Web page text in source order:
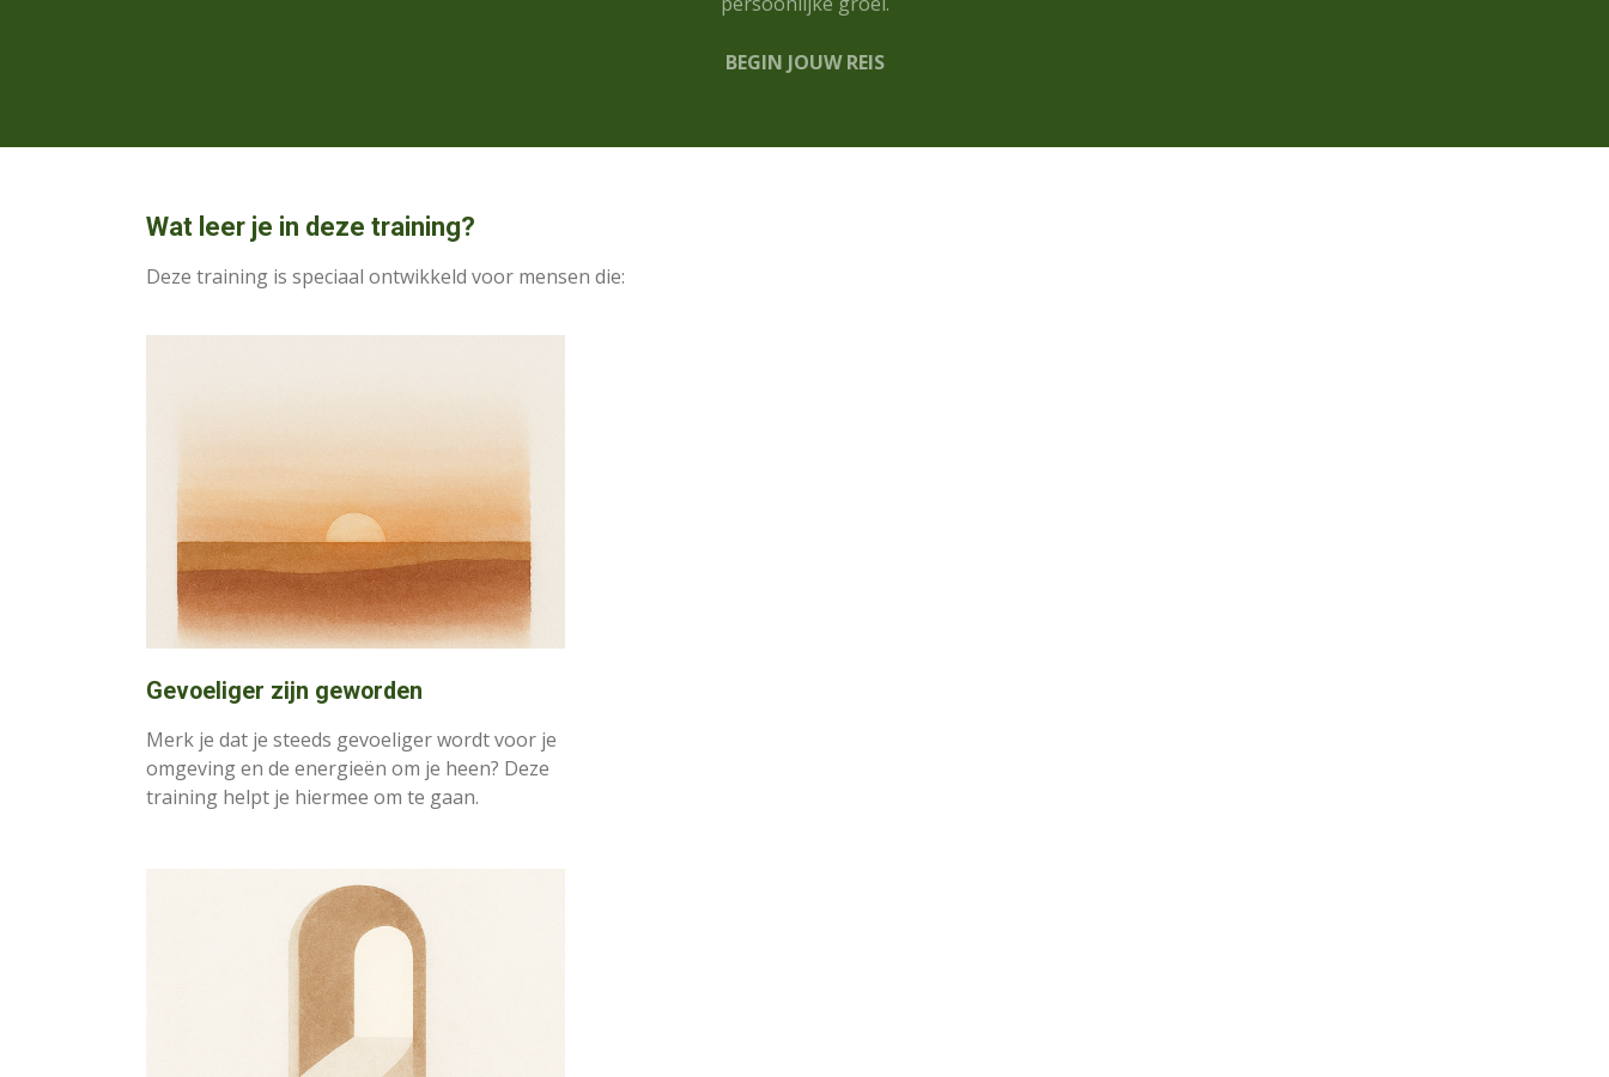
BEGIN JOUW REIS
Wat leer je in deze training?
Deze training is speciaal ontwikkeld voor mensen die:
Gevoeliger zijn geworden
Merk je dat je steeds gevoeliger wordt voor je
omgeving en de energieën om je heen? Deze
training helpt je hiermee om te gaan.